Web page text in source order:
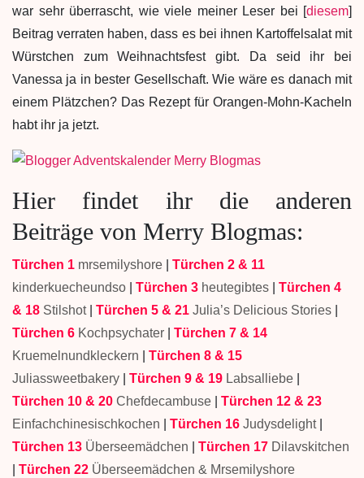
war sehr überrascht, wie viele meiner Leser bei [diesem]
Beitrag verraten haben, dass es bei ihnen Kartoffelsalat mit
Würstchen zum Weihnachtsfest gibt. Da seid ihr bei
Vanessa ja in bester Gesellschaft. Wie wäre es danach mit
einem Plätzchen? Das Rezept für Orangen-Mohn-Kacheln
habt ihr ja jetzt.
Hier findet ihr die anderen
Beiträge von Merry Blogmas:
Türchen 1 mrsemilyshore
Türchen 2 & 11
kinderkuecheundso
Türchen 3 heutegibtes
Türchen 4
& 18 Stilshot| Türchen 5 & 21 Julia’s Delicious Stories
Türchen 6 Kochpsychater
Türchen 7 & 14
Kruemelnundkleckern
Türchen 8 & 15
Juliassweetbakery
Türchen 9 & 19 Labsalliebe
Türchen 10 & 20 Chefdecambuse
Türchen 12 & 23
Einfachchinesischkochen
Türchen 16 Judysdelight|
Türchen 13 Überseemädchen Türchen 17 Dilavskitchen
Türchen 22 Überseemädchen & Mrsemilyshore